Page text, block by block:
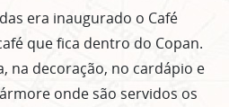
era inaugurado o Café
que fica dentro do Copan.
na decoração, no cardápio e
onde são servidos os